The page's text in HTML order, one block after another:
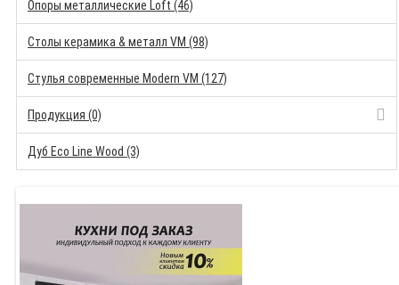
Опоры металлические Loft (46)
Столы керамика & металл VM (98)
Стулья современные Modern VM (127)
Продукция (0)
Дуб Eco Line Wood (3)